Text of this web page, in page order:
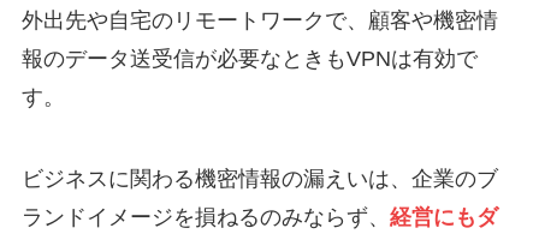
外出先や自宅のリモートワークで、顧客や機密情
報のデータ送受信が必要なときもVPNは有効で
す。
ビジネスに関わる機密情報の漏えいは、企業のブ
ランドイメージを損ねるのみならず、 経営にもダ